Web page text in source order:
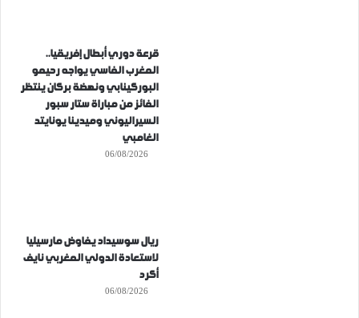
قرعة دوري أبطال إفريقيا..
المغرب الفاسي يواجه رحيمو
البوركينابي ونهضة بركان ينتظر
الفائز من مباراة ستار سبور
السيراليوني وميدينا يونايتد
الغامبي
06/08/2026
ريال سوسيداد يفاوض مارسيليا
لاستعادة الدولي المغربي نايف
أكرد
06/08/2026